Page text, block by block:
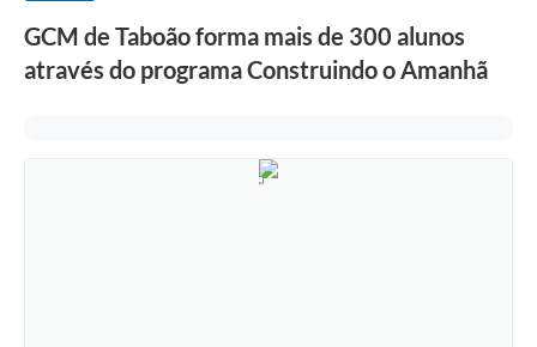
GCM de Taboão forma mais de 300 alunos
através do programa Construindo o Amanhã